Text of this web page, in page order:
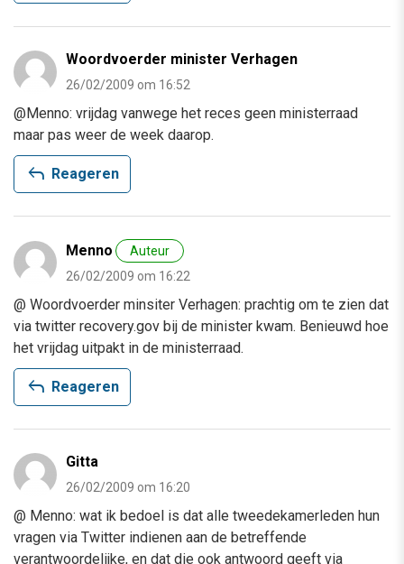
Woordvoerder minister Verhagen
26/02/2009 om 16:52
@Menno: vrijdag vanwege het reces geen ministerraad
maar pas weer de week daarop.
reply Reageren
Menno
Auteur
26/02/2009 om 16:22
@ Woordvoerder minsiter Verhagen: prachtig om te zien dat
via twitter recovery.gov bij de minister kwam. Benieuwd hoe
het vrijdag uitpakt in de ministerraad.
reply Reageren
Gitta
26/02/2009 om 16:20
@ Menno: wat ik bedoel is dat alle tweedekamerleden hun
vragen via Twitter indienen aan de betreffende
verantwoordelijke, en dat die ook antwoord geeft via